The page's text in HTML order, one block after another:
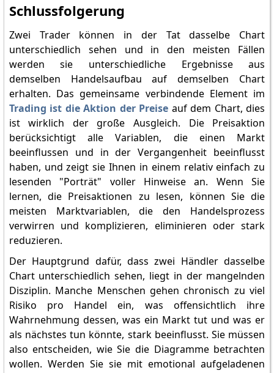
Schlussfolgerung
Zwei Trader können in der Tat dasselbe Chart
unterschiedlich sehen und in den meisten Fällen
werden sie unterschiedliche Ergebnisse aus
demselben Handelsaufbau auf demselben Chart
erhalten. Das gemeinsame verbindende Element im
Trading ist die Aktion der Preise auf dem Chart, dies
ist wirklich der große Ausgleich. Die Preisaktion
berücksichtigt alle Variablen, die einen Markt
beeinflussen und in der Vergangenheit beeinflusst
haben, und zeigt sie Ihnen in einem relativ einfach zu
lesenden "Porträt" voller Hinweise an. Wenn Sie
lernen, die Preisaktionen zu lesen, können Sie die
meisten Marktvariablen, die den Handelsprozess
verwirren und komplizieren, eliminieren oder stark
reduzieren.
Der Hauptgrund dafür, dass zwei Händler dasselbe
Chart unterschiedlich sehen, liegt in der mangelnden
Disziplin. Manche Menschen gehen chronisch zu viel
Risiko pro Handel ein, was offensichtlich ihre
Wahrnehmung dessen, was ein Markt tut und was er
als nächstes tun könnte, stark beeinflusst. Sie müssen
also entscheiden, wie Sie die Diagramme betrachten
wollen. Werden Sie sie mit emotional aufgeladenen